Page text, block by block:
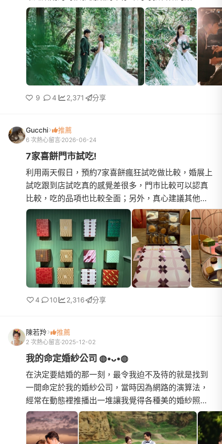
剛好在滑ig的時候看到水花的照片！一眼就覺得中
了！是我喜歡的風格...
9 4 2,371 分享
Gucchi 推薦
6 次熱心留言 2026-06-24
7家喜餅門市試吃!
利用兩天假日，預約7家喜餅瘋狂試吃做比較，婚展上
試吃跟到店試吃真的感覺差很多，門市比較可以認真
比較，吃的品項也比較全面；另外，真心建議其他新
人，一天大概最多吃3家就好，我們這次有一天吃了四
家，吃到最後真...
4 10 2,316 分享
陳若羚 推薦
2 次熱心留言 2025-12-02
我的命定婚紗公司 ◍•ᴗ•◍
在決定要結婚的那一刻，最令我迫不及待的就是找到
一間命定於我的婚紗公司，當時因為網路的演算法，
經常在動態裡推播出一堆讓我覺得各種美的婚紗照，
對於我是一個選擇性障礙的人來說，老實說我是很想
把每一間婚紗公司...